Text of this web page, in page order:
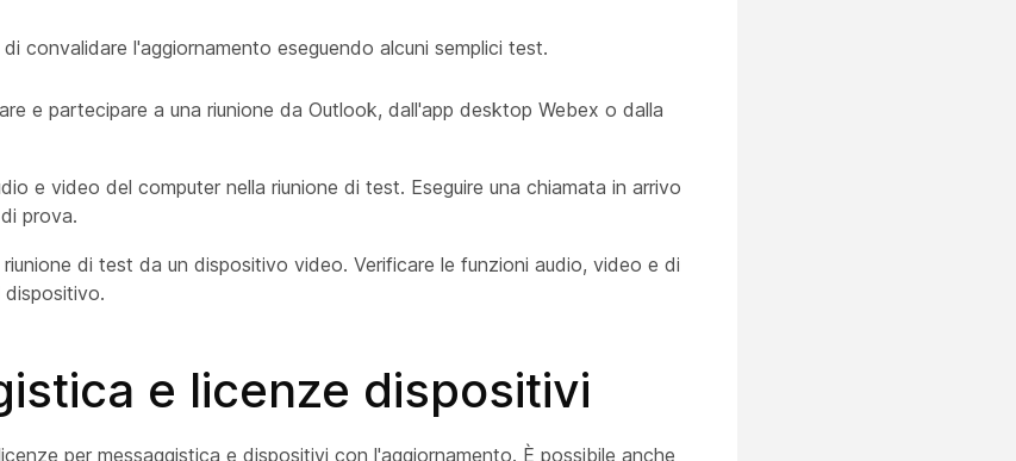
convalidare l'aggiornamento eseguendo alcuni semplici test.
e partecipare a una riunione da Outlook, dall'app desktop Webex o dalla
e video del computer nella riunione di test. Eseguire una chiamata in arrivo
prova.
di test da un dispositivo video. Verificare le funzioni audio, video e di
dispositivo.
e licenze dispositivi
per messaggistica e dispositivi con l'aggiornamento. È possibile anche